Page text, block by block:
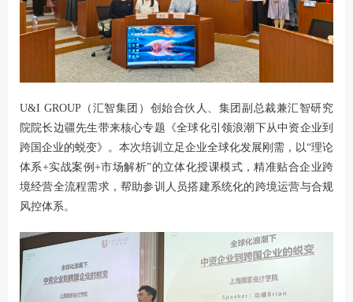
U&I GROUP（汇智集团）创始合伙人、集团副总裁兼汇智研究
院院长边疆先生带来核心专题《全球化引领浪潮下从中资企业到
跨国企业的蜕变》。本次培训立足企业全球化发展刚需，以“理论
体系+实战案例+市场解析”的立体化授课模式，精准贴合企业跨
境经营全流程需求，帮助参训人员搭建系统化的跨境运营与合规
风控体系。